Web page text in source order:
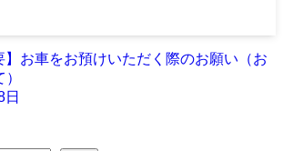
お車をお預けいただく際のお願い（お